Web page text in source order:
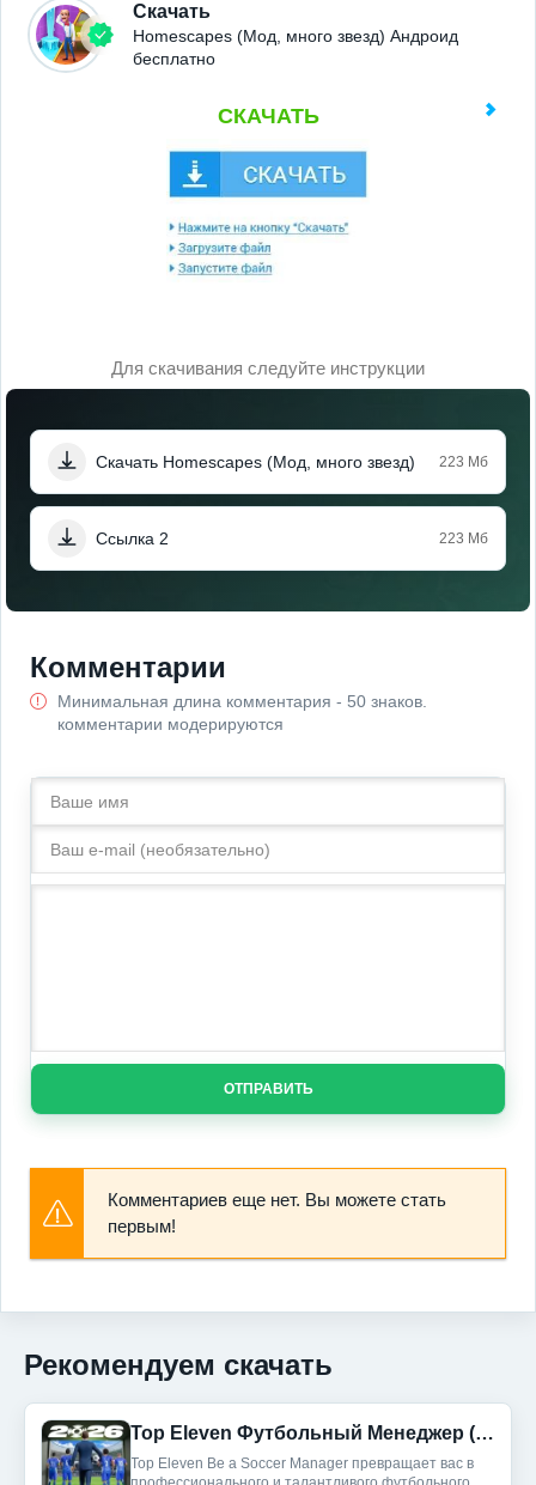
Скачать
Homescapes (Мод, много звезд) Андроид
бесплатно
СКАЧАТЬ
Для скачивания следуйте инструкции
Скачать Homescapes (Мод, много звезд) 223 Мб
Ссылка 2 223 Мб
Комментарии
Минимальная длина комментария - 50 знаков.
комментарии модерируются
ОТПРАВИТЬ
Комментариев еще нет. Вы можете стать
первым!
Рекомендуем скачать
Top Eleven Футбольный Менеджер (Мод Меню)
Top Eleven Be a Soccer Manager превращает вас в